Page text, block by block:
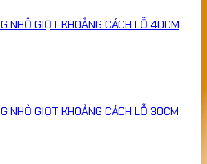
NHỎ GIỌT KHOẢNG CÁCH LỖ 40CM
NHỎ GIỌT KHOẢNG CÁCH LỖ 30CM